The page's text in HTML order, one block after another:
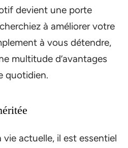
devient une porte
à améliorer votre
à vous détendre,
multitude d’avantages
quotidien.
vie actuelle, il est essentiel